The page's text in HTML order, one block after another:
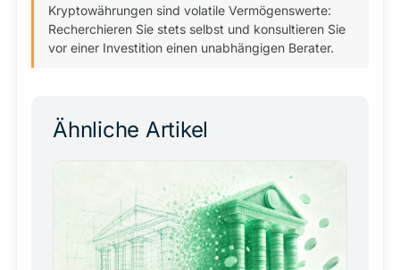
Kryptowährungen sind volatile Vermögenswerte:
Recherchieren Sie stets selbst und konsultieren Sie
vor einer Investition einen unabhängigen Berater.
Ähnliche Artikel